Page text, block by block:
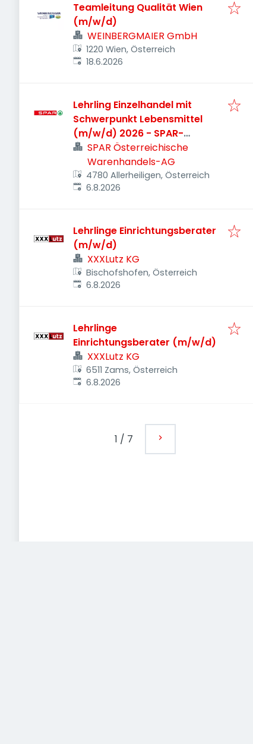
Teamleitung Qualität Wien
(m/w/d)
WEINBERGMAIER GmbH
1220 Wien, Österreich
Veröffentlicht
18.6.2026
Lehrling Einzelhandel mit
Schwerpunkt Lebensmittel
(m/w/d) 2026 - SPAR-
Supermarkt Schärding-
Allerheiligen
SPAR Österreichische
Warenhandels-AG
4780 Allerheiligen, Österreich
Veröffentlicht
6.8.2026
Lehrlinge Einrichtungsberater
(m/w/d)
XXXLutz KG
Bischofshofen, Österreich
Veröffentlicht
6.8.2026
Lehrlinge
Einrichtungsberater (m/w/d)
XXXLutz KG
6511 Zams, Österreich
Veröffentlicht
6.8.2026
1 / 7